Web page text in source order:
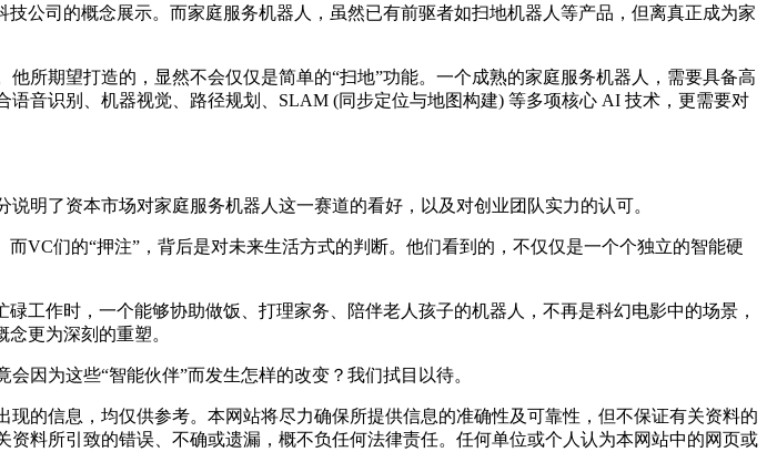
公司的概念展示。而家庭服务机器人，虽然已有前驱者如扫地机器人等产品，但离真正成为家
所期望打造的，显然不会仅仅是简单的“扫地”功能。一个成熟的家庭服务机器人，需要具备高
音识别、机器视觉、路径规划、SLAM (同步定位与地图构建) 等多项核心 AI 技术，更需要对
明了资本市场对家庭服务机器人这一赛道的看好，以及对创业团队实力的认可。
VC们的“押注”，背后是对未来生活方式的判断。他们看到的，不仅仅是一个个独立的智能硬
工作时，一个能够协助做饭、打理家务、陪伴老人孩子的机器人，不再是科幻电影中的场景，
更为深刻的重塑。
因为这些“智能伙伴”而发生怎样的改变？我们拭目以待。
的信息，均仅供参考。本网站将尽力确保所提供信息的准确性及可靠性，但不保证有关资料的
料所引致的错误、不确或遗漏，概不负任何法律责任。任何单位或个人认为本网站中的网页或